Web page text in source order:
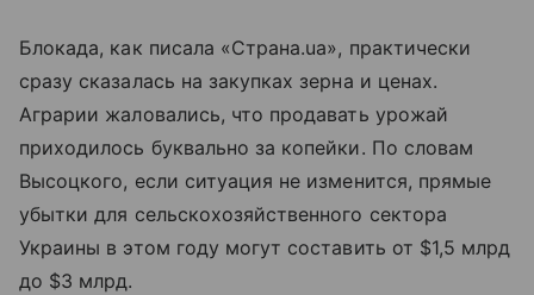
Блокада, как писала «Страна.ua», практически
сразу сказалась на закупках зерна и ценах.
Аграрии жаловались, что продавать урожай
приходилось буквально за копейки. По словам
Высоцкого, если ситуация не изменится, прямые
убытки для сельскохозяйственного сектора
Украины в этом году могут составить от $1,5 млрд
до $3 млрд.